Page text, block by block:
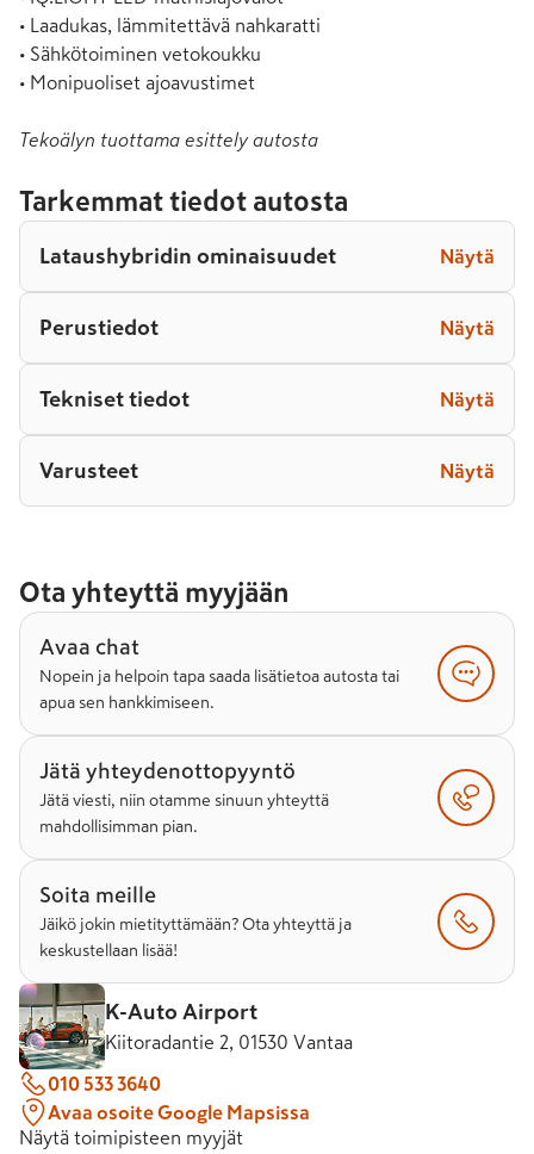
• Laadukas, lämmitettävä nahkaratti
• Sähkötoiminen vetokoukku
• Monipuoliset ajoavustimet
Tekoälyn tuottama esittely autosta
Tarkemmat tiedot autosta
Lataushybridin ominaisuudet Näytä
Perustiedot Näytä
Tekniset tiedot Näytä
Varusteet Näytä
Ota yhteyttä myyjään
Avaa chat
Nopein ja helpoin tapa saada lisätietoa autosta tai
apua sen hankkimiseen.
Jätä yhteydenottopyyntö
Jätä viesti, niin otamme sinuun yhteyttä
mahdollisimman pian.
Soita meille
Jäikö jokin mietityttämään? Ota yhteyttä ja
keskustellaan lisää!
K-Auto Airport
Kiitoradantie 2, 01530 Vantaa
010 533 3640
Avaa osoite Google Mapsissa
Näytä toimipisteen myyjät